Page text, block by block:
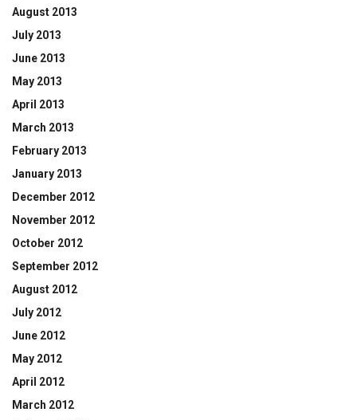
August 2013
July 2013
June 2013
May 2013
April 2013
March 2013
February 2013
January 2013
December 2012
November 2012
October 2012
September 2012
August 2012
July 2012
June 2012
May 2012
April 2012
March 2012